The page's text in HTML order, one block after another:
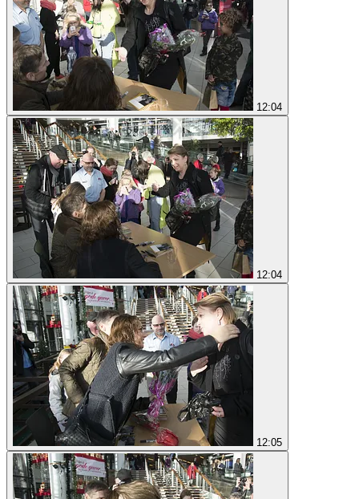
12:04
12:04
12:05